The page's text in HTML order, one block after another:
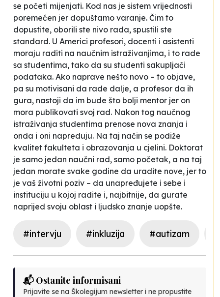
se početi mijenjati. Kod nas je sistem vrijednosti
poremećen jer dopuštamo varanje. Čim to
dopustite, oborili ste nivo rada, spustili ste
standard. U Americi profesori, docenti i asistenti
moraju raditi na naučnim istraživanjima, i to rade
sa studentima, tako da su studenti sakupljači
podataka. Ako naprave nešto novo – to objave,
pa su motivisani da rade dalje, a profesor da ih
gura, nastoji da im bude što bolji mentor jer on
mora publikovati svoj rad. Nakon tog naučnog
istraživanja studentima prenose nova znanja i
onda i oni napreduju. Na taj način se podiže
kvalitet fakulteta i obrazovanja u cjelini. Doktorat
je samo jedan naučni rad, samo početak, a na taj
jedan morate svake godine da uradite nove, jer to
je vaš životni poziv – da unapređujete i sebe i
instituciju u kojoj radite i, najbitnije, da gurate
naprijed svoju oblast i ljudsko znanje uopšte.
#intervju #inkluzija #autizam
📬 Ostanite informisani
Prijavite se na Školegijum newsletter i ne propustite